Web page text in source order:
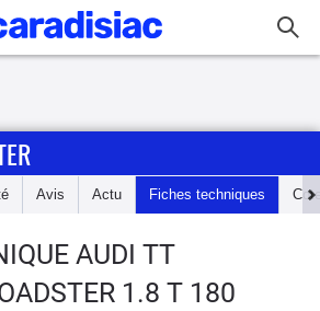
Avis Actu Fiches techniques
AUDI TT
1.8 T 180